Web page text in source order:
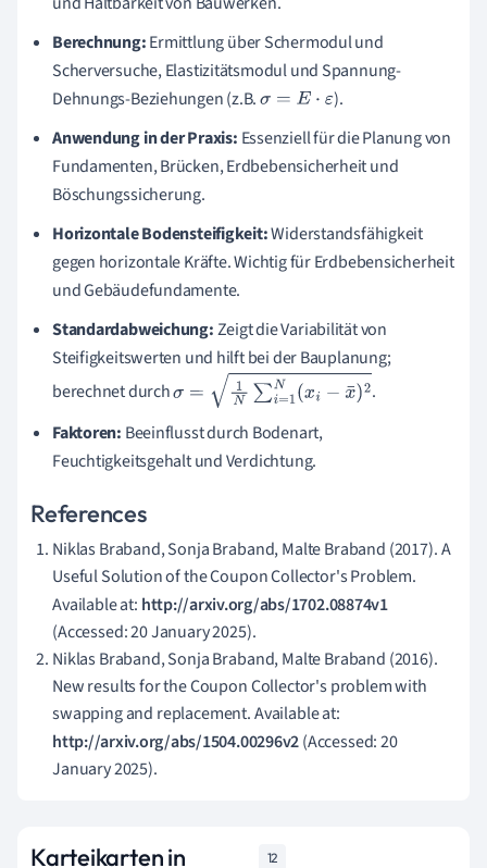
Berechnung:Ermittlung über Schermodul und
Scherversuche, Elastizitätsmodul und Spannung-
Dehnungs-Beziehungen (z.B.σ=E⋅ ε
).
Anwendung in der Praxis: Essenziell für die Planung von
Fundamenten, Brücken, Erdbebensicherheit und
Böschungssicherung.
Horizontale Bodensteifigkeit:Widerstandsfähigkeit
gegen horizontale Kräfte. Wichtig für Erdbebensicherheit
und Gebäudefundamente.
Standardabweichung:Zeigt die Variabilität von
Steifigkeitswerten und hilft bei der Bauplanung;
berechnet durchσ=1N ∑i=1N (xi−x¯)2
.
Faktoren: Beeinflusst durch Bodenart,
Feuchtigkeitsgehalt und Verdichtung.
References
Niklas Braband, Sonja Braband, Malte Braband (2017). A
Useful Solution of the Coupon Collector's Problem.
Available at: http://arxiv.org/abs/1702.08874v1
(Accessed: 20 January 2025).
Niklas Braband, Sonja Braband, Malte Braband (2016).
New results for the Coupon Collector's problem with
swapping and replacement. Available at:
http://arxiv.org/abs/1504.00296v2(Accessed: 20
January 2025).
Karteikarten in
12